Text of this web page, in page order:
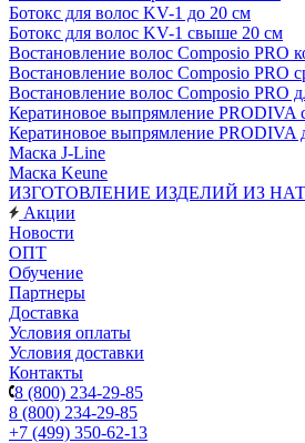
Ботокс для волос KV-1 до 20 см
Ботокс для волос KV-1 свыше 20 см
Востановление волос Composio PRO
Востановление волос Composio PRO
Востановление волос Composio PRO
Кератиновое выпрямление PRODIVA
Кератиновое выпрямление PRODIVA
Маска J-Line
Маска Keune
ИЗГОТОВЛЕНИЕ ИЗДЕЛИЙ ИЗ
Акции
Новости
ОПТ
Обучение
Партнеры
Доставка
Условия оплаты
Условия доставки
Контакты
8 (800) 234-29-85
8 (800) 234-29-85
+7 (499) 350-62-13